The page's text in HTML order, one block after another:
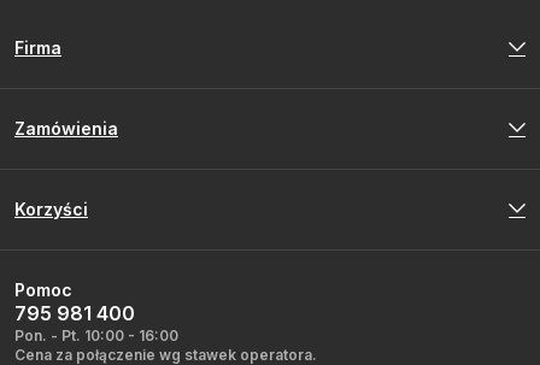
Firma
Zamówienia
Korzyści
Pomoc
795 981 400
Pon. - Pt. 10:00 - 16:00
Cena za połączenie wg stawek operatora.